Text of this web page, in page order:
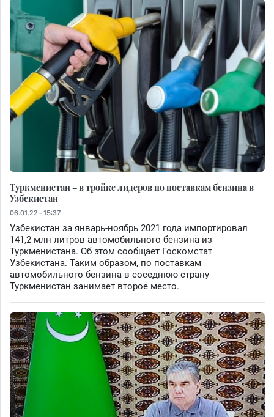
Туркменистан – в тройке лидеров по поставкам бензина в
Узбекистан
06.01.22 - 15:37
Узбекистан за январь-ноябрь 2021 года импортировал
141,2 млн литров автомобильного бензина из
Туркменистана. Об этом сообщает Госкомстат
Узбекистана. Таким образом, по поставкам
автомобильного бензина в соседнюю страну
Туркменистан занимает второе место.